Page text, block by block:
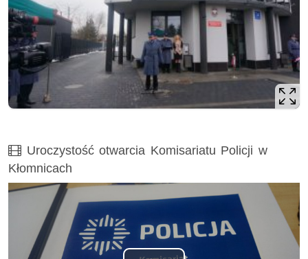
Film
Uroczystość otwarcia Komisariatu Policji w
Kłomnicach